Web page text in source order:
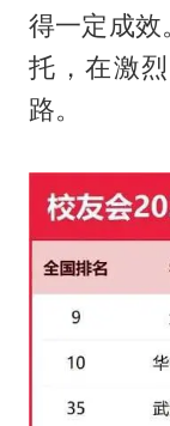
得一定成效
托，在激
路。